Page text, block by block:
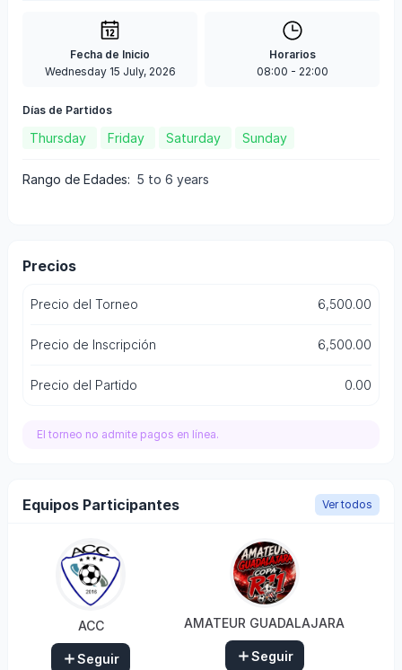
Fecha de Inicio
Wednesday 15 July, 2026
Horarios
08:00 - 22:00
Días de Partidos
Thursday Friday Saturday Sunday
Rango de Edades: 5 to 6 years
Precios
Precio del Torneo 6,500.00
Precio de Inscripción 6,500.00
Precio del Partido 0.00
El torneo no admite pagos en línea.
Equipos Participantes Ver todos
ACC
Seguir
AMATEUR GUADALAJARA
Seguir